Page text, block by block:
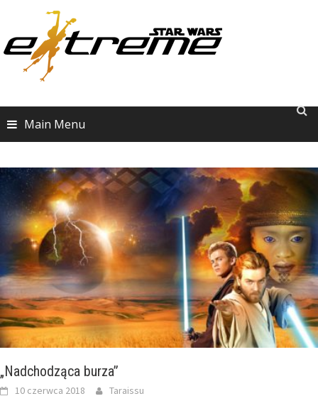
content
Main Menu
„Nadchodząca burza”
10 czerwca 2018 Taraissu